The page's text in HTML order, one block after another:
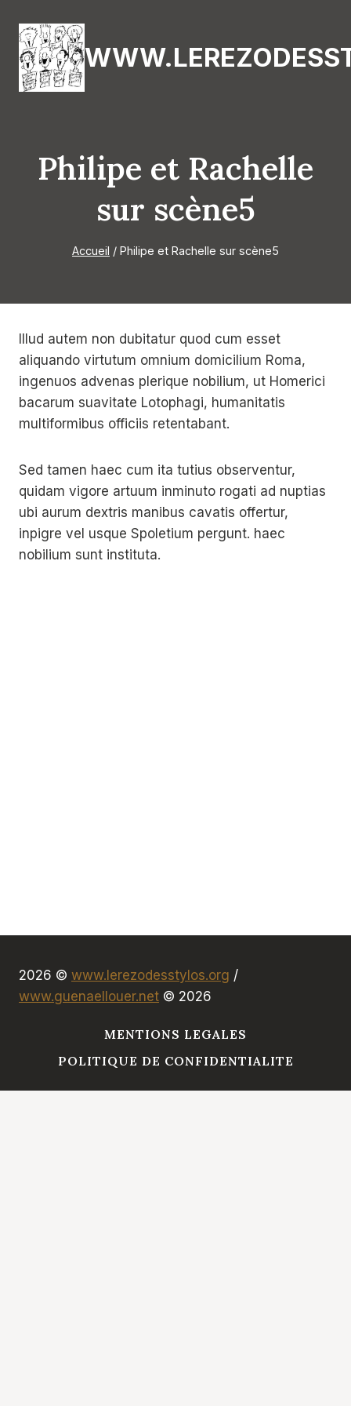
contenu
Philipe et Rachelle
sur scène5
Accueil / Philipe et Rachelle sur scène5
Illud autem non dubitatur quod cum esset
aliquando virtutum omnium domicilium Roma,
ingenuos advenas plerique nobilium, ut Homerici
bacarum suavitate Lotophagi, humanitatis
multiformibus officiis retentabant.
Sed tamen haec cum ita tutius observentur,
quidam vigore artuum inminuto rogati ad nuptias
ubi aurum dextris manibus cavatis offertur,
inpigre vel usque Spoletium pergunt. haec
nobilium sunt instituta.
2026 © www.lerezodesstylos.org /
www.guenaellouer.net © 2026
MENTIONS LEGALES
POLITIQUE DE CONFIDENTIALITE